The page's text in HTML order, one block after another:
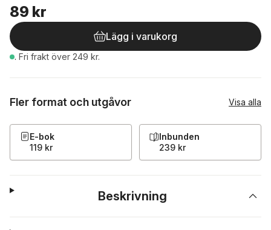
89 kr
Lägg i varukorg
. Fri frakt över 249 kr.
Fler format och utgåvor Visa alla
E-bok
119 kr
Inbunden
239 kr
Beskrivning